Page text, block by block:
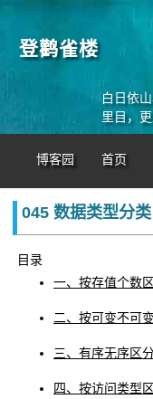
登鹳雀楼
白日依
里目，更
博客园 首页
045 数据类型分类
目录
一、按存值个数
二、按可变不可
三、有序无序区
四、按访问类型